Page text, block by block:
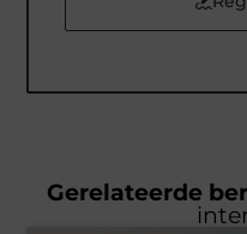
Gerelateerde